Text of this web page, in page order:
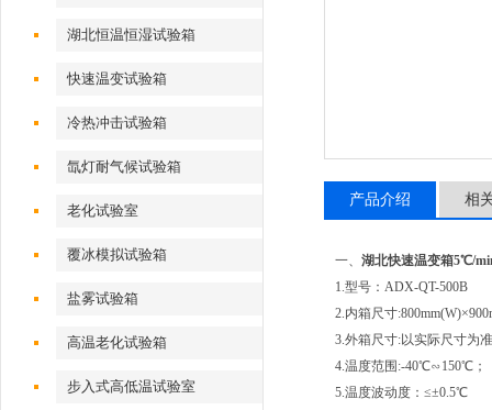
湖北恒温恒湿试验箱
快速温变试验箱
冷热冲击试验箱
氙灯耐气候试验箱
老化试验室
覆冰模拟试验箱
盐雾试验箱
高温老化试验箱
步入式高低温试验室
产品介绍 相
一、 湖北快速温变箱5℃/
1.型号：ADX-QT-500B
2.内箱尺寸
3.外箱尺寸:以实际尺寸为准
4.温度范围:-40℃∽150℃；
5.温度波动度：≤±0.5℃